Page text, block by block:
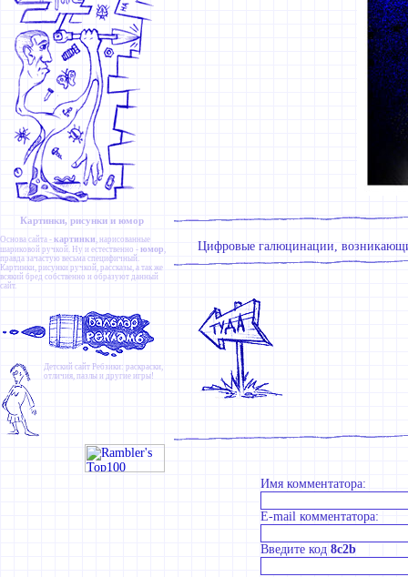
Картинки, рисунки и юмор
Основа сайта - картинки , нарисованные
шариковой ручкой. Ну и естественно - юмор ,
правда зачастую весьма специфичный.
Картинки, рисунки ручкой, рассказы, а так же
всякий бред собственно и образуют данный
сайт.
Детский сайт Ребзики: раскраски,
отличия, пазлы и другие игры!
Цифровые галюцинации,
Имя комментатора:
E-mail комментатора:
Введите код 8c2b